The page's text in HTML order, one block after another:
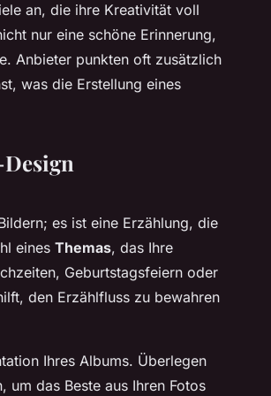
an, die ihre Kreativität voll
nur eine schöne Erinnerung,
Anbieter punkten oft zusätzlich
was die Erstellung eines
es ist eine Erzählung, die
eines Themas, das Ihre
Geburtstagsfeiern oder
den Erzählfluss zu bewahren
Ihres Albums. Überlegen
um das Beste aus Ihren Fotos